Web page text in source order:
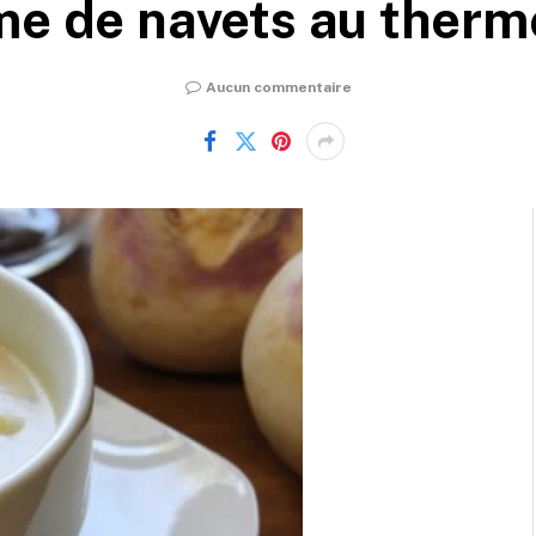
de navets au
Aucun commentaire